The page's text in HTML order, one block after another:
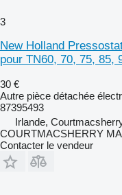
3
New Holland
pour TN60, 70, 75, 85,
30 €
Autre pièce détachée
87395493
Irlande,
COURTMACSHERRY
Contacter le vendeur